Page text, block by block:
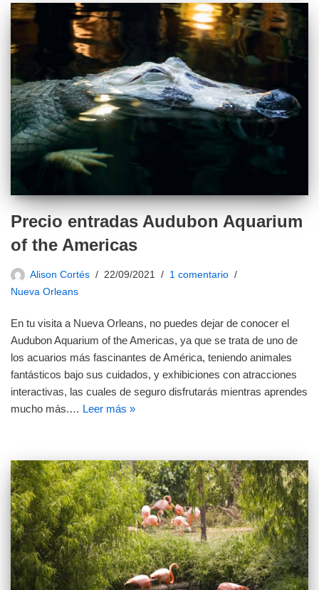
Precio entradas Audubon Aquarium
of the Americas
Alison Cortés 22/09/2021
1 comentario
Nueva Orleans
En tu visita a Nueva Orleans, no puedes dejar de conocer el
Audubon Aquarium of the Americas, ya que se trata de uno de
los acuarios más fascinantes de América, teniendo animales
fantásticos bajo sus cuidados, y exhibiciones con atracciones
interactivas, las cuales de seguro disfrutarás mientras aprendes
mucho más.… Leer más »